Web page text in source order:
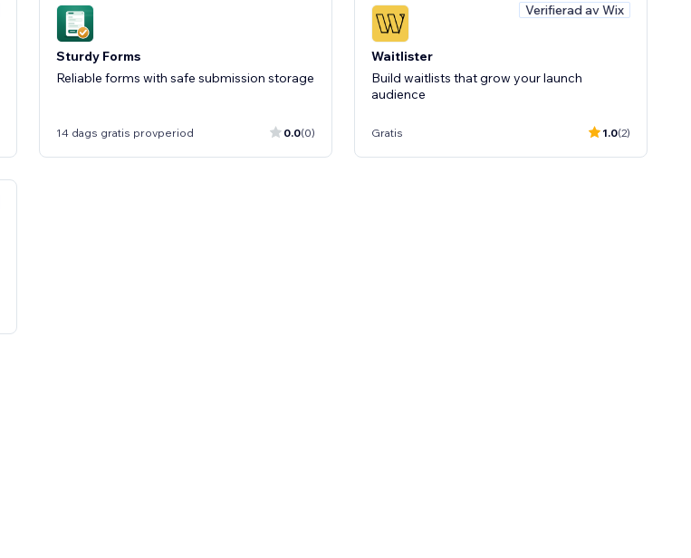
Sturdy Forms
Reliable forms with safe submission storage
14 dags gratis provperiod 0.0(0)
Verifierad av Wix
Waitlister
Build waitlists that grow your launch
audience
Gratis 1.0(2)